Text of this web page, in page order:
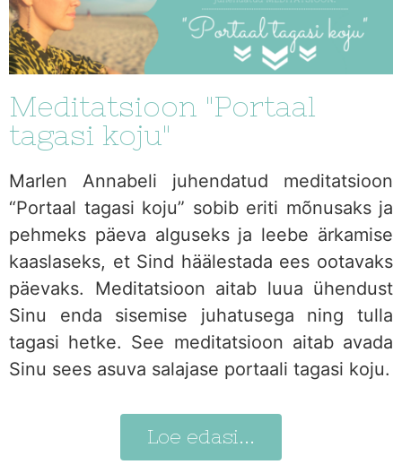
Meditatsioon "Portaal
tagasi koju"
Marlen Annabeli juhendatud meditatsioon
“Portaal tagasi koju” sobib eriti mõnusaks ja
pehmeks päeva alguseks ja leebe ärkamise
kaaslaseks, et Sind häälestada ees ootavaks
päevaks. Meditatsioon aitab luua ühendust
Sinu enda sisemise juhatusega ning tulla
tagasi hetke. See meditatsioon aitab avada
Sinu sees asuva salajase portaali tagasi koju.
Loe edasi...